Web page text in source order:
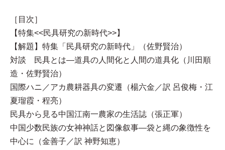
［目次］
【特集<<民具研究の新時代>>】
【解題】特集「民具研究の新時代」（佐野賢治）
対談 民具とは—道具の人間化と人間の道具化（川田順
造・佐野賢治）
国際ハニ／アカ農耕器具の変遷（楊六金／訳 呂俊梅・江
夏瑠霞・程亮）
民具から見る中国江南一農家の生活誌（張正軍）
中国少数民族の女神神話と図像叙事—袋と縄の象徴性を
中心に（金善子／訳 神野知恵）